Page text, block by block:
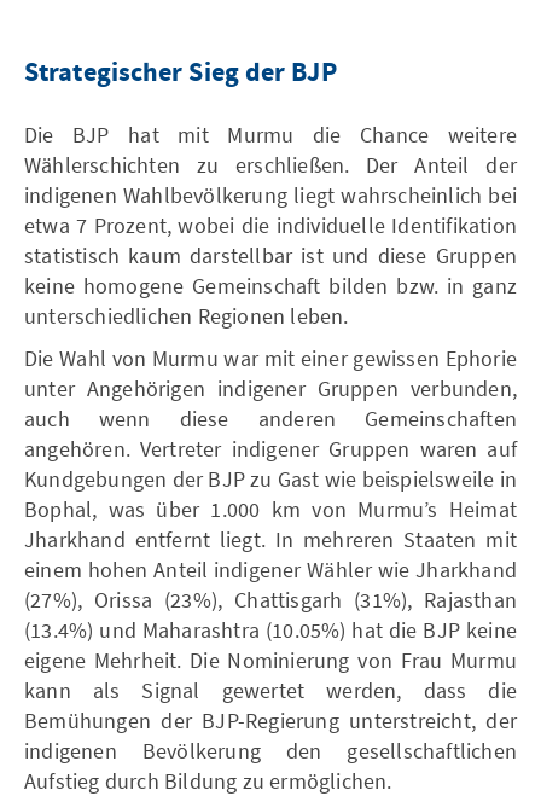
Strategischer Sieg der BJP
Die BJP hat mit Murmu die Chance weitere
Wählerschichten zu erschließen. Der Anteil der
indigenen Wahlbevölkerung liegt wahrscheinlich bei
etwa 7 Prozent, wobei die individuelle Identifikation
statistisch kaum darstellbar ist und diese Gruppen
keine homogene Gemeinschaft bilden bzw. in ganz
unterschiedlichen Regionen leben.
Die Wahl von Murmu war mit einer gewissen Ephorie
unter Angehörigen indigener Gruppen verbunden,
auch wenn diese anderen Gemeinschaften
angehören. Vertreter indigener Gruppen waren auf
Kundgebungen der BJP zu Gast wie beispielsweile in
Bophal, was über 1.000 km von Murmu’s Heimat
Jharkhand entfernt liegt. In mehreren Staaten mit
einem hohen Anteil indigener Wähler wie Jharkhand
(27%), Orissa (23%), Chattisgarh (31%), Rajasthan
(13.4%) und Maharashtra (10.05%) hat die BJP keine
eigene Mehrheit. Die Nominierung von Frau Murmu
kann als Signal gewertet werden, dass die
Bemühungen der BJP-Regierung unterstreicht, der
indigenen Bevölkerung den gesellschaftlichen
Aufstieg durch Bildung zu ermöglichen.